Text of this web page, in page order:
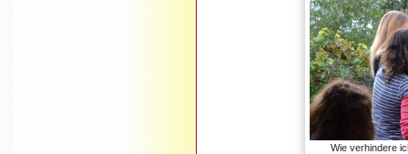
Wie verhindere